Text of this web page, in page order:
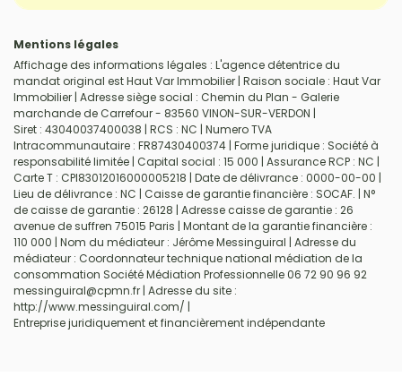
Mentions légales
Affichage des informations légales : L'agence détentrice du
mandat original est Haut Var Immobilier | Raison sociale : Haut Var
Immobilier | Adresse siège social : Chemin du Plan - Galerie
marchande de Carrefour - 83560 VINON-SUR-VERDON |
Siret : 43040037400038 | RCS : NC | Numero TVA
Intracommunautaire : FR87430400374 | Forme juridique : Société à
responsabilité limitée | Capital social : 15 000 | Assurance RCP : NC |
Carte T : CPI83012016000005218 | Date de délivrance : 0000-00-00 |
Lieu de délivrance : NC | Caisse de garantie financière : SOCAF. | N°
de caisse de garantie : 26128 | Adresse caisse de garantie : 26
avenue de suffren 75015 Paris | Montant de la garantie financière :
110 000 | Nom du médiateur : Jérôme Messinguiral | Adresse du
médiateur : Coordonnateur technique national médiation de la
consommation Société Médiation Professionnelle 06 72 90 96 92
messinguiral@cpmn.fr | Adresse du site :
http://www.messinguiral.com/ |
Entreprise juridiquement et financièrement indépendante